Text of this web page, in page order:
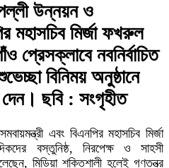
উন্নয়ন ও
মহাসচিব মির্জা ফখরুল
প্রেসক্লাবে নবনির্বাচিত
শুভেচ্ছা বিনিময় অনুষ্ঠানে
ছবি : সংগৃহীত
এবং বিএনপির মহাসচিব মির্জা
বস্তুনিষ্ঠ, নিরপেক্ষ ও সাহসী
মিডিয়া শক্তিশালী হলেই গণতন্ত্র